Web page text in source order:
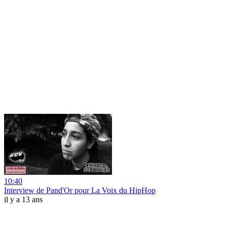
10:40
Interview de Pand'Or pour La Voix du HipHop
il y a 13 ans